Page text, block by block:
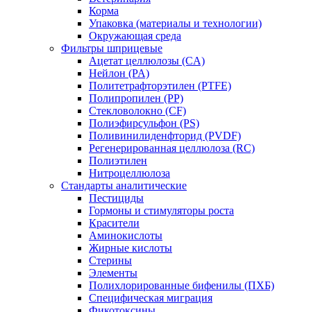
Корма
Упаковка (материалы и технологии)
Окружающая среда
Фильтры шприцевые
Ацетат целлюлозы (CA)
Нейлон (PA)
Политетрафторэтилен (PTFE)
Полипропилен (PP)
Стекловолокно (CF)
Полиэфирсульфон (PS)
Поливинилиденфторид (PVDF)
Регенерированная целлюлоза (RC)
Полиэтилен
Нитроцеллюлоза
Стандарты аналитические
Пестициды
Гормоны и стимуляторы роста
Красители
Аминокислоты
Жирные кислоты
Стерины
Элементы
Полихлорированные бифенилы (ПХБ)
Специфическая миграция